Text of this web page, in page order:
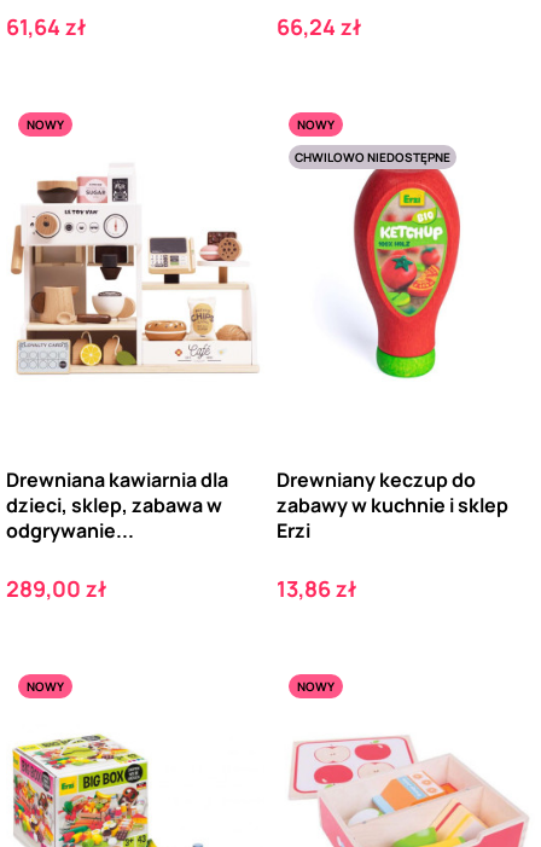
Cena
61,64 zł Cena
66,24 zł
NOWY
Drewniana kawiarnia dla
dzieci, sklep, zabawa w
odgrywanie...
Cena
289,00 zł
NOWY
CHWILOWO NIEDOSTĘPNE
Drewniany keczup do
zabawy w kuchnie i sklep
Erzi
Cena
13,86 zł
NOWY NOWY